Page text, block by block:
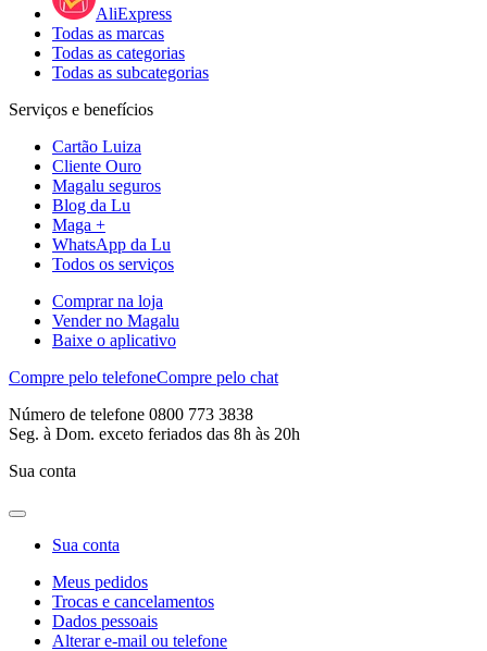
AliExpress
Todas as marcas
Todas as categorias
Todas as subcategorias
Serviços e benefícios
Cartão Luiza
Cliente Ouro
Magalu seguros
Blog da Lu
Maga +
WhatsApp da Lu
Todos os serviços
Comprar na loja
Vender no Magalu
Baixe o aplicativo
Compre pelo telefoneCompre pelo chat
Número de telefone 0800 773 3838
Seg. à Dom. exceto feriados das 8h às 20h
Sua conta
Sua conta
Meus pedidos
Trocas e cancelamentos
Dados pessoais
Alterar e-mail ou telefone